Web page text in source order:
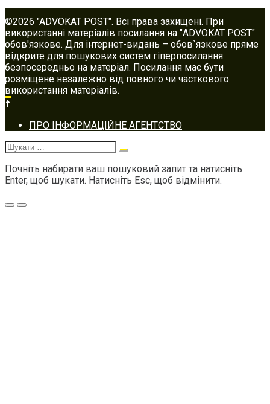
©2026 "ADVOKAT POST". Всі права захищені. При
використанні матеріалів посилання на "ADVOKAT POST"
обов'язкове. Для інтернет-видань – обов`язкове пряме
відкрите для пошукових систем гіперпосилання
безпосередньо на матеріал. Посилання має бути
розміщене незалежно від повного чи часткового
використання матеріалів.
Footer
navigation
ПРО ІНФОРМАЦІЙНЕ АГЕНТСТВО
Шукати:
Почніть набирати ваш пошуковий запит та натисніть
Enter, щоб шукати. Натисніть Esc, щоб відмінити.
Меню